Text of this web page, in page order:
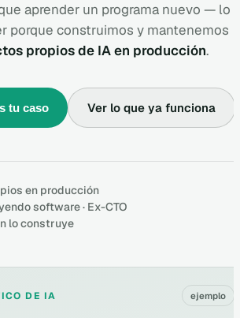
aprender un programa nuevo — lo
porque construimos y mantenemos
propios de IA en producción.
tu caso Ver lo que ya funciona
en producción
software · Ex-CTO
lo construye
DE IA ejemplo